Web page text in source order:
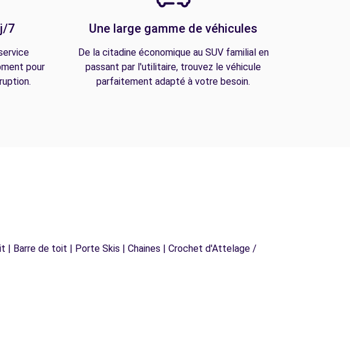
7
pour
Une large gamme de véhicules
De la citadine économique au SUV familial en
passant par l'utilitaire, trouvez le véhicule
parfaitement adapté à votre besoin.
| Barre de toit | Porte Skis | Chaines | Crochet d'Attelage /